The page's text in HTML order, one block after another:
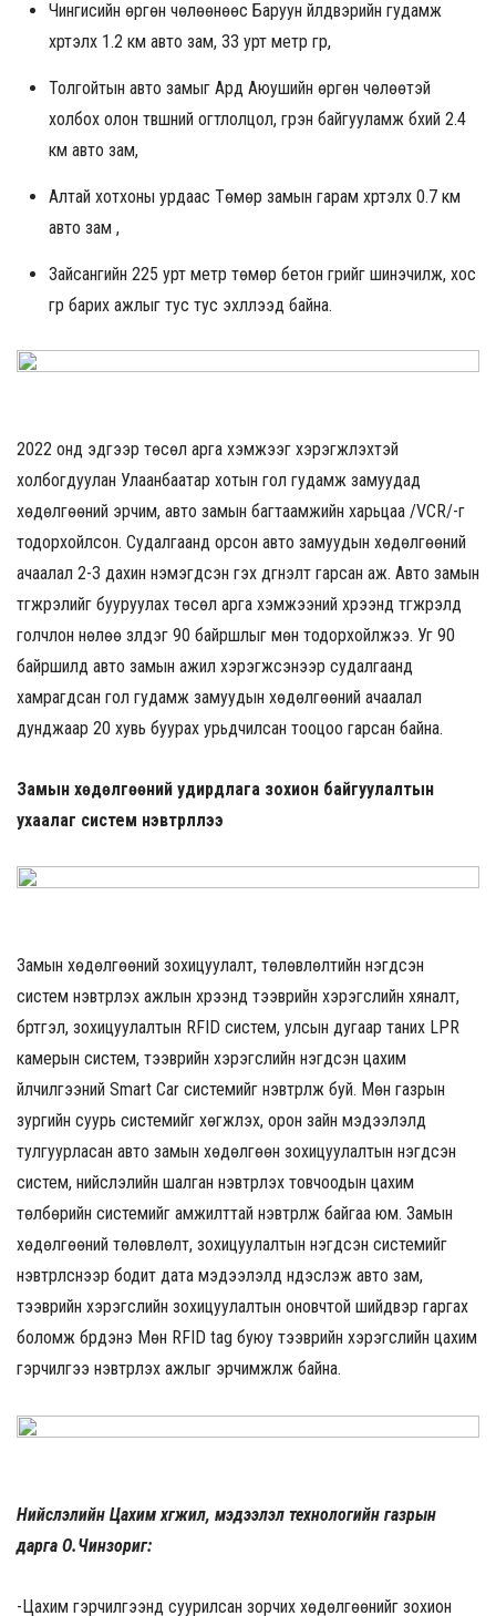
Чингисийн өргөн чөлөөнөөс Баруун үйлдвэрийн гудамж
хүртэлх 1.2 км авто зам, 33 урт метр гүүр,
Толгойтын авто замыг Ард Аюушийн өргөн чөлөөтэй
холбох олон түвшний огтлолцол, гүүрэн байгууламж бүхий 2.4
км авто зам,
Алтай хотхоны урдаас Төмөр замын гарам хүртэлх 0.7 км
авто зам ,
Зайсангийн 225 урт метр төмөр бетон гүүрийг шинэчилж, хос
гүүр барих ажлыг тус тус эхлүүлээд байна.
2022 онд эдгээр төсөл арга хэмжээг хэрэгжүүлэхтэй
холбогдуулан Улаанбаатар хотын гол гудамж замуудад
хөдөлгөөний эрчим, авто замын багтаамжийн харьцаа /VCR/-г
тодорхойлсон. Судалгаанд орсон авто замуудын хөдөлгөөний
ачаалал 2-3 дахин нэмэгдсэн гэх дүгнэлт гарсан аж. Авто замын
түгжрэлийг бууруулах төсөл арга хэмжээний хүрээнд түгжрэлд
голчлон нөлөө үзүүлдэг 90 байршлыг мөн тодорхойлжээ. Уг 90
байршилд авто замын ажил хэрэгжсэнээр судалгаанд
хамрагдсан гол гудамж замуудын хөдөлгөөний ачаалал
дунджаар 20 хувь буурах урьдчилсан тооцоо гарсан байна.
Замын хөдөлгөөний удирдлага зохион байгуулалтын
ухаалаг систем нэвтрүүллээ
Замын хөдөлгөөний зохицуулалт, төлөвлөлтийн нэгдсэн
систем нэвтрүүлэх ажлын хүрээнд тээврийн хэрэгслийн хяналт,
бүртгэл, зохицуулалтын RFID систем, улсын дугаар таних LPR
камерын систем, тээврийн хэрэгслийн нэгдсэн цахим
үйлчилгээний Smart Car системийг нэвтрүүлж буй. Мөн газрын
зургийн суурь системийг хөгжүүлэх, орон зайн мэдээлэлд
тулгуурласан авто замын хөдөлгөөн зохицуулалтын нэгдсэн
систем, нийслэлийн шалган нэвтрүүлэх товчоодын цахим
төлбөрийн системийг амжилттай нэвтрүүлж байгаа юм. Замын
хөдөлгөөний төлөвлөлт, зохицуулалтын нэгдсэн системийг
нэвтрүүлснээр бодит дата мэдээлэлд үндэслэж авто зам,
тээврийн хэрэгслийн зохицуулалтын оновчтой шийдвэр гаргах
боломж бүрдэнэ Мөн RFID tag буюу тээврийн хэрэгслийн цахим
гэрчилгээ нэвтрүүлэх ажлыг эрчимжүүлж байна.
Нийслэлийн Цахим хөгжил, мэдээлэл технологийн газрын
дарга О.Чинзориг:
-Цахим гэрчилгээнд суурилсан зорчих хөдөлгөөнийг зохион